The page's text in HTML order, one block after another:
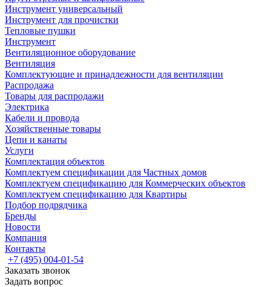
Инструмент универсальный
Инструмент для прочистки
Тепловые пушки
Инструмент
Вентиляционное оборудование
Вентиляция
Комплектующие и принадлежности для вентиляции
Распродажа
Товары для распродажи
Электрика
Кабели и провода
Хозяйственные товары
Цепи и канаты
Услуги
Комплектация объектов
Комплектуем спецификации для Частных домов
Комплектуем спецификацию для Коммерческих объектов
Комплектуем спецификацию для Квартиры
Подбор подрядчика
Бренды
Новости
Компания
Контакты
+7 (495) 004-01-54
Заказать звонок
Задать вопрос